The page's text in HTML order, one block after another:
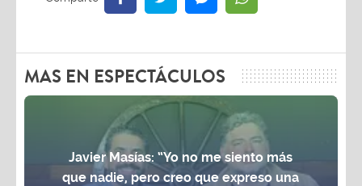
MAS EN ESPECTÁCULOS
Javier Masías: “Yo no me siento más
que nadie, pero creo que expreso una